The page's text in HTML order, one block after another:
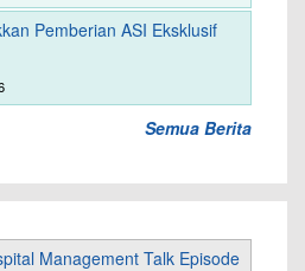
Pemberian ASI Eksklusif
Semua Berita
Management Talk Episode